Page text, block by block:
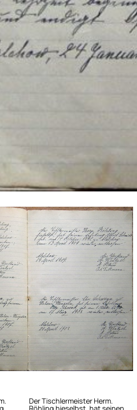
Der Tischlermeister Herm.